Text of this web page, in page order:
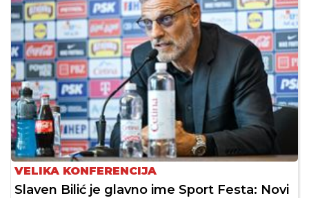
VELIKA KONFERENCIJA
Slaven Bilić je glavno ime Sport Festa: Novi